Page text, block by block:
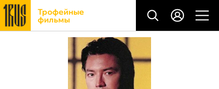
Трофейные
фильмы